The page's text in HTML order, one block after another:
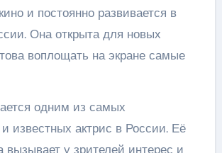
и постоянно развивается в
Она открыта для новых
воплощать на экране самые
одним из самых
известных актрис в России. Её
вызывает у зрителей интерес и